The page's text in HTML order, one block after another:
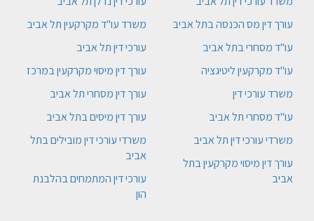
עורך דין מס הכנסה בתל אביב
עו"ד מסחרי בתל אביב
עו"ד מקרקעין ליטיגציה
משרד עורכי דין
עו"ד מסחרי תל אביב
משרדי עורכי דין תל אביב
עורך דין מיסוי מקרקעין בתל
אביב
משרד עו"ד מקרקעין תל אביב
עורכי דין תל אביב
עורך דין מיסוי מקרקעין במרכז
עורך דין מסחרי תל אביב
עורך דין מיסים בתל אביב
משרדי עורכי דין מובילים בתל
אביב
עורכי דין המתמחים בהלבנת
הון